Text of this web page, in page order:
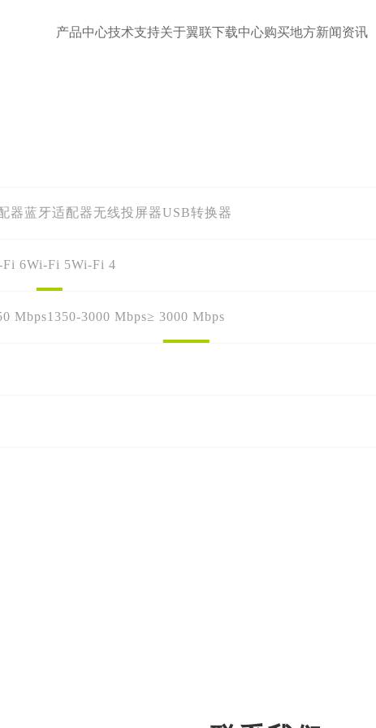
产品中心技术支持关于翼联下载中心购买地方新闻资讯
器蓝牙适配器无线投屏器USB转换器
Fi 6Wi-Fi 5Wi-Fi 4
Mbps1350-3000 Mbps≥ 3000 Mbps